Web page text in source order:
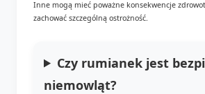
Inne mogą mieć poważne konsekwencje
zachować szczególną ostrożność.
Czy rumianek jest
niemowląt?